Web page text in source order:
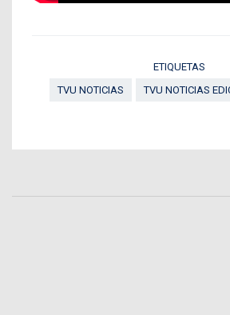
ETIQUETAS
TVU NOTICIAS
TVU NOTICIAS